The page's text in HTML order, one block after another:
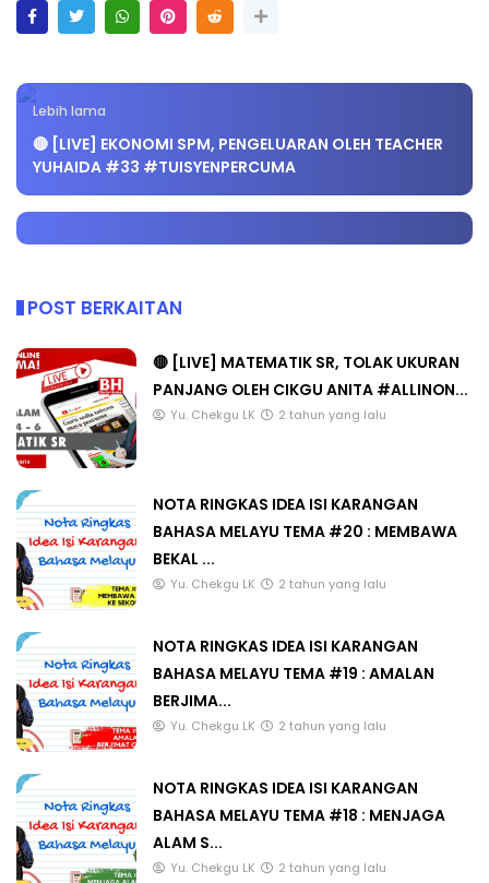
Lebih lama
🔴 [LIVE] EKONOMI SPM, PENGELUARAN OLEH TEACHER
YUHAIDA #33 #TUISYENPERCUMA
POST BERKAITAN
🔴 [LIVE] MATEMATIK SR, TOLAK UKURAN
PANJANG OLEH CIKGU ANITA #ALLINON...
Yu. Chekgu LK 2 tahun yang lalu
NOTA RINGKAS IDEA ISI KARANGAN
BAHASA MELAYU TEMA #20 : MEMBAWA
BEKAL ...
Yu. Chekgu LK 2 tahun yang lalu
NOTA RINGKAS IDEA ISI KARANGAN
BAHASA MELAYU TEMA #19 : AMALAN
BERJIMA...
Yu. Chekgu LK 2 tahun yang lalu
NOTA RINGKAS IDEA ISI KARANGAN
BAHASA MELAYU TEMA #18 : MENJAGA
ALAM S...
Yu. Chekgu LK 2 tahun yang lalu